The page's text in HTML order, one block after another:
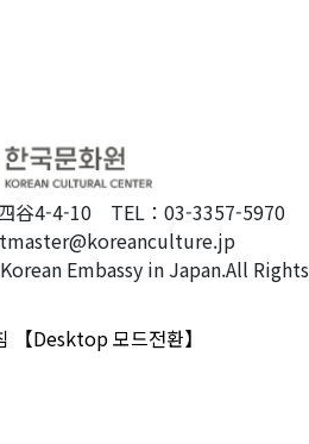
谷4-4-10 TEL：03-3357-5970
Embassy in Japan.All Rights
【Desktop 모드전환】